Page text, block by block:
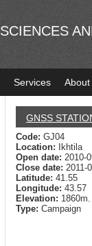
Services About
GNSS
Code: GJ04
Location:
Ikhtila
Open date: 2010-
Close date: 2011-
Latitude: 41.55
Longitude: 43.57
Elevation: 1860m.
Type: Campaign